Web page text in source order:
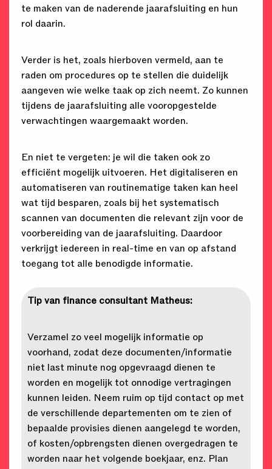
te maken van de naderende jaarafsluiting en hun
rol daarin.
Verder is het, zoals hierboven vermeld, aan te
raden om procedures op te stellen die duidelijk
aangeven wie welke taak op zich neemt. Zo kunnen
tijdens de jaarafsluiting alle vooropgestelde
verwachtingen waargemaakt worden.
En niet te vergeten: je wil die taken ook zo
efficiënt mogelijk uitvoeren. Het digitaliseren en
automatiseren van routinematige taken kan heel
wat tijd besparen, zoals bij het systematisch
scannen van documenten die relevant zijn voor de
voorbereiding van de jaarafsluiting. Daardoor
verkrijgt iedereen in real-time en van op afstand
toegang tot alle benodigde informatie.
Tip van finance consultant Matheus:
Verzamel zo veel mogelijk informatie op
voorhand, zodat deze documenten/informatie
niet last minute nog opgevraagd dienen te
worden en mogelijk tot onnodige vertragingen
kunnen leiden. Neem ruim op tijd contact op met
de verschillende departementen om te zien of
bepaalde provisies dienen aangelegd te worden,
of kosten/opbrengsten dienen overgedragen te
worden naar het volgende boekjaar, enz. Plan